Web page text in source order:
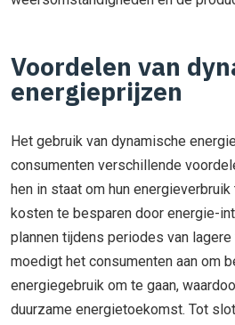
Voordelen van
energieprijzen
Het gebruik van dynamische
consumenten verschillende
hen in staat om hun
kosten te besparen door energie-
plannen tijdens periodes van
moedigt het consumenten aan om
energiegebruik om te gaan,
duurzame energietoekomst. Tot